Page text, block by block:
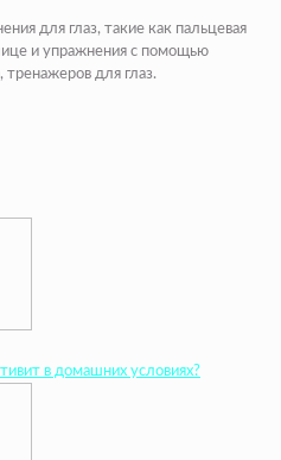
для глаз, такие как пальцевая
и упражнения с помощью
тренажеров для глаз.
в домашних условиях?